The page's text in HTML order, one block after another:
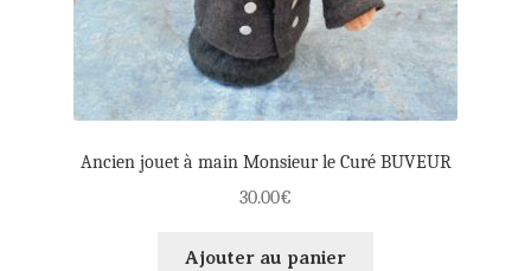
Ancien jouet à main Monsieur le Curé BUVEUR
30.00€
Ajouter au panier